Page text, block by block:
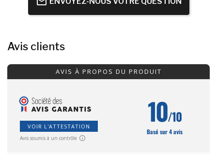
Avis clients
AVIS À PROPOS DU PRODUIT
VOIR L'ATTESTATION
Avis soumis à un contrôle
10/10
Basé sur 4 avis